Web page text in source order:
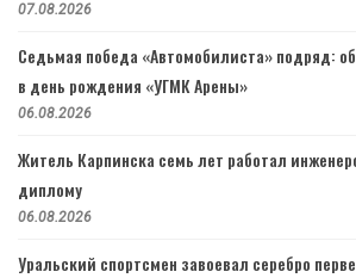
07.08.2026
Седьмая победа «Автомобилиста» подряд:
в день рождения «УГМК Арены»
06.08.2026
Житель Карпинска семь лет работал
диплому
06.08.2026
Уральский спортсмен завоевал серебро